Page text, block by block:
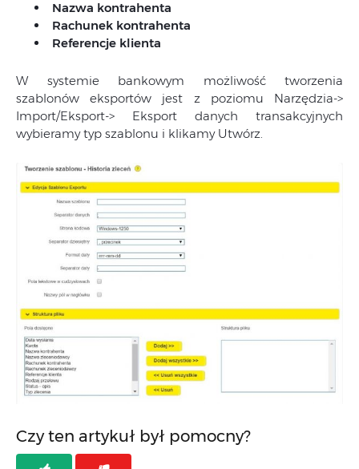
Nazwa kontrahenta
Rachunek kontrahenta
Referencje klienta
W systemie bankowym możliwość tworzenia
szablonów eksportów jest z poziomu Narzędzia->
Import/Eksport-> Eksport danych transakcyjnych
wybieramy typ szablonu i klikamy Utwórz.
Czy ten artykuł był pomocny?